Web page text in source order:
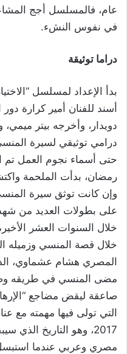
عام، فالمسلسل أجج
في نفوس النشء.
دراما توثيقة
بدأ الإعداد لمسلسل
أسند للفنان أمير كرارة
دويدار، وأخرجه بيتر ميمي،
حتى أسماء نجوم العمل تم
رمضان، بدأت الملحمة
وإن كانت توثق سيرة
على بطولات العديد من
خلال السنوات العشر
خلال قصة المنسي وزميله
المصري هشام عشماوي،
صاعقة ليقض مضاجع
2017، وهو التاريخ
مصري وعربي عندما